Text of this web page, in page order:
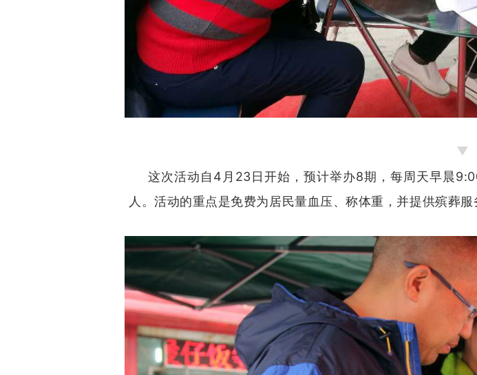
这次活动自4月23日开始，预计举办8期，每周天早晨
人。活动的重点是免费为居民量血压、称体重，并提供殡葬服